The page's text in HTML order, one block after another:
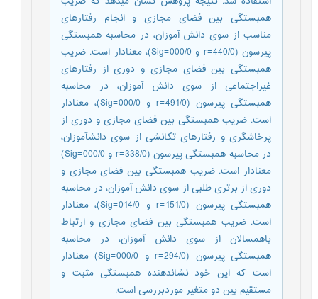
همبستگی بین فضای مجازی و انجام رفتارهای
مناسب از سوی دانش­ آموزان، در محاسبه همبستگی
پیرسون (440/0=r و 000/0=Sig)، معنادار است. ضریب
همبستگی بین فضای مجازی و دوری از رفتارهای
غیراجتماعی از سوی دانش ­آموزان، در محاسبه
همبستگی پیرسون (491/0=r و 000/0=Sig)، معنادار
است. ضریب همبستگی بین فضای مجازی و دوری از
پرخاشگری و رفتارهای تکانشی از سوی دانش­آموزان،
در محاسبه همبستگی پیرسون (338/0=r و 000/0=Sig)
معنادار است. ضریب همبستگی بین فضای مجازی و
دوری از برتری­ طلبی از سوی دانش­ آموزان­، در محاسبه
همبستگی پیرسون (151/0=r و 014/0=Sig)، معنادار
است. ضریب همبستگی بین فضای مجازی و ارتباط
باهمسالان از سوی دانش ­آموزان، در محاسبه
همبستگی پیرسون (294/0=r و 000/0=Sig) معنادار
است که این خود نشان­دهنده همبستگی مثبت و
مستقیم بین دو متغیر موردبررسی است.